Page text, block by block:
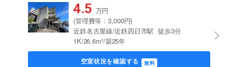
4.5 万円
(管理費等：3,000円)
近鉄名古屋線/近鉄四日市駅 徒歩3分
1K/26.6m²/築25年
空室状況を確認する 無料